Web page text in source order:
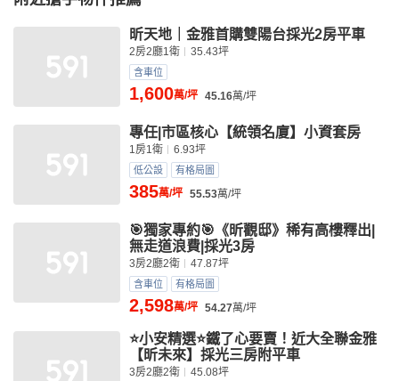
昕天地｜金雅首購雙陽台採光2房平車
2房2廳1衛 35.43坪
含車位
1,600萬/坪 45.16萬/坪
專任|市區核心【統領名廈】小資套房
1房1衛 6.93坪
低公設 有格局圖
385萬/坪 55.53萬/坪
🎯獨家專約🎯《昕觀邸》稀有高樓釋出|
無走道浪費|採光3房
3房2廳2衛 47.87坪
含車位 有格局圖
2,598萬/坪 54.27萬/坪
⭐小安精選⭐鐵了心要賣！近大全聯金雅
【昕未來】採光三房附平車
3房2廳2衛 45.08坪